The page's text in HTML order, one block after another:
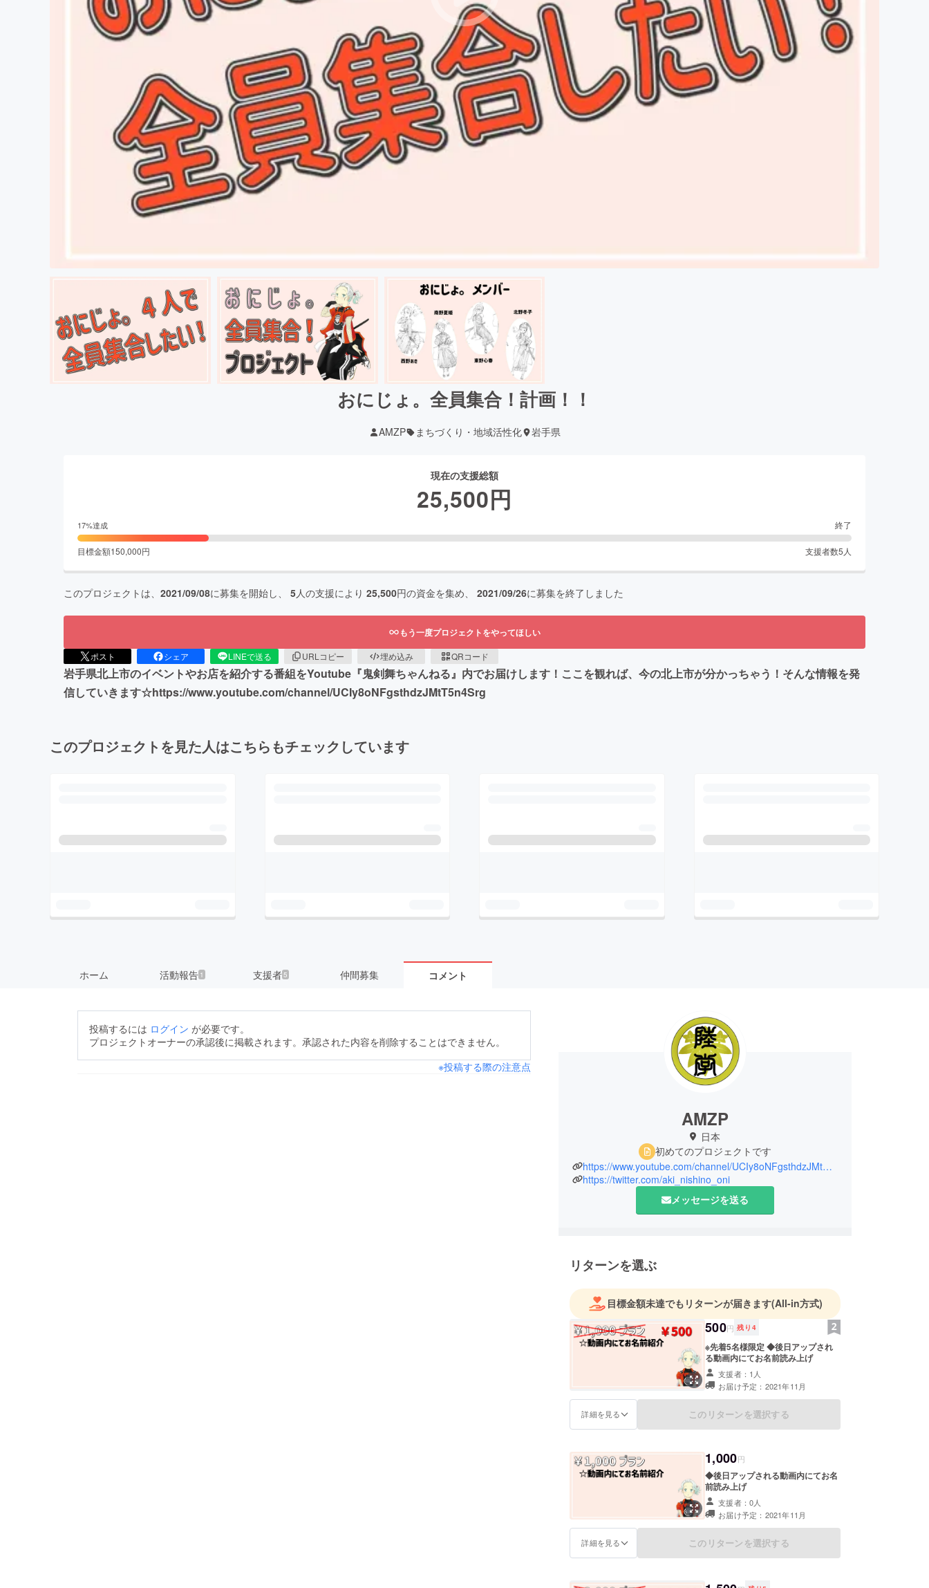
おにじょ。全員集合！計画！！
AMZP まちづくり・地域活性化 岩手県
現在の支援総額
25,500円
17%達成 終了
目標金額150,000円 支援者数5 人
このプロジェクトは、 2021/09/08に募集を開始し、 5人の支援により 25,500円の資金を集め、 2021/09/26に募集を終了しました
もう一度プロジェクトをやってほしい
ポスト シェア LINEで送る URLコピー 埋め込み QRコード
岩手県北上市のイベントやお店を紹介する番組をYoutube『鬼剣舞ちゃんねる』内でお届けします！ここを観れば、今の北上市が分かっちゃう！そんな情報を発
信していきます☆https://www.youtube.com/channel/UCIy8oNFgsthdzJMtT5n4Srg
このプロジェクトを見た人はこちらもチェックしています
ホーム 活動報告 1 支援者5 仲間募集 コメント
投稿するには ログイン が必要です。
プロジェクトオーナーの承認後に掲載されます。承認された内容を削除することはできません。
※投稿する際の注意点
AMZP
日本
初めてのプロジェクトです
https://www.youtube.com/channel/UCIy8oNFgsthdzJMtT5n4Srg
https://twitter.com/aki_nishino_oni
メッセージを送る
リターンを選ぶ
目標金額未達でもリターンが届きます(All-in方式)
500円 残り 4
※先着5名様限定 ◆後日アップされ
る動画内にてお名前読み上げ
支援者：1人
お届け予定：2021年11月
詳細を見る このリターンを選択する
1,000円
◆後日アップされる動画内にてお名
前読み上げ
支援者：0人
お届け予定：2021年11月
詳細を見る このリターンを選択する